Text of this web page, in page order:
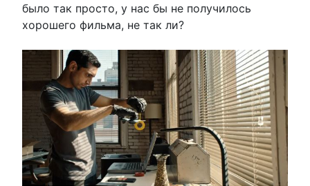
было так просто, у нас бы не получилось
хорошего фильма, не так ли?